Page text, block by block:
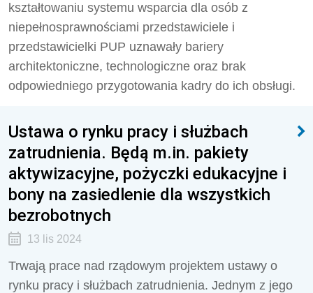
kształtowaniu systemu wsparcia dla osób z
niepełnosprawnościami przedstawiciele i
przedstawicielki PUP uznawały bariery
architektoniczne, technologiczne oraz brak
odpowiedniego przygotowania kadry do ich obsługi.
Ustawa o rynku pracy i służbach
zatrudnienia. Będą m.in. pakiety
aktywizacyjne, pożyczki edukacyjne i
bony na zasiedlenie dla wszystkich
bezrobotnych
13 lis 2024
Trwają prace nad rządowym projektem ustawy o
rynku pracy i służbach zatrudnienia. Jednym z jego